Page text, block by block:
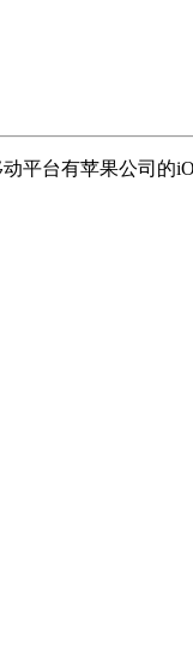
台有苹果公司的